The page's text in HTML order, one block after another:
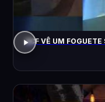
ACF VÊ UM FOGUETE